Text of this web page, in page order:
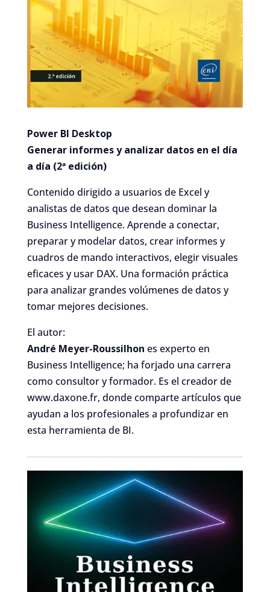
Power BI Desktop
Generar informes y analizar datos en el día
a día (2ª edición)
Contenido dirigido a usuarios de Excel y
analistas de datos que desean dominar la
Business Intelligence. Aprende a conectar,
preparar y modelar datos, crear informes y
cuadros de mando interactivos, elegir visuales
eficaces y usar DAX. Una formación práctica
para analizar grandes volúmenes de datos y
tomar mejores decisiones.
El autor:
André Meyer-Roussilhon es experto en
Business Intelligence; ha forjado una carrera
como consultor y formador. Es el creador de
www.daxone.fr, donde comparte artículos que
ayudan a los profesionales a profundizar en
esta herramienta de BI.